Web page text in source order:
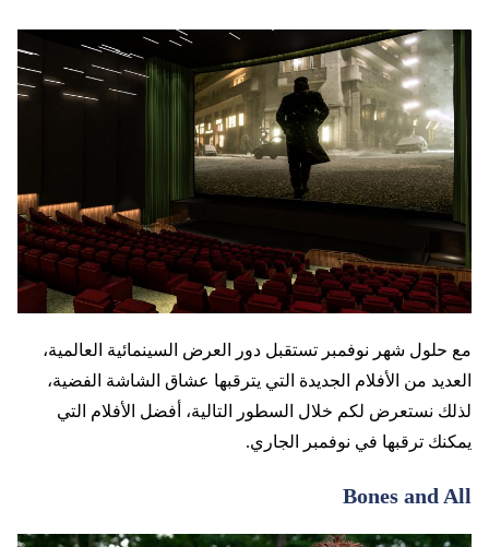
مع حلول شهر نوفمبر تستقبل دور العرض السينمائية العالمية،
العديد من الأفلام الجديدة التي يترقبها عشاق الشاشة الفضية،
لذلك نستعرض لكم خلال السطور التالية، أفضل الأفلام التي
يمكنك ترقبها في نوفمبر الجاري.
Bones and All